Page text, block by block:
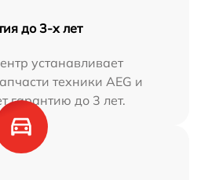
до 3-х лет
устанавливает
техники AEG и
гарантию до 3 лет.